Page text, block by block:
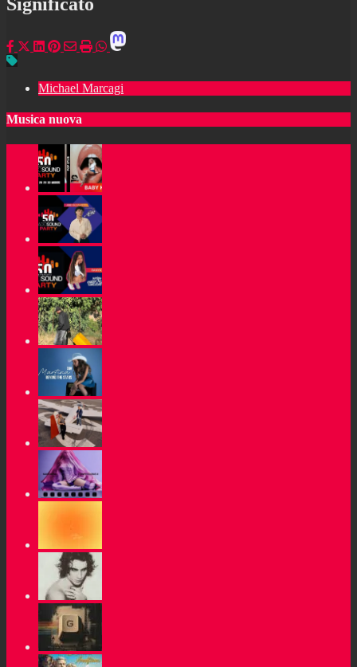
Michael Marcagi
Musica nuova